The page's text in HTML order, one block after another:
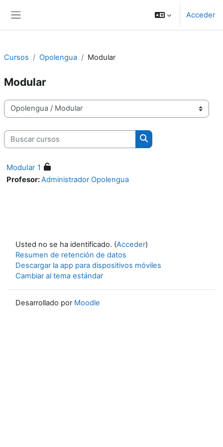
Acceder
Cursos Opolengua Modular
Modular
Categorías
Buscar cursos
Buscar cursos
Modular 1
Profesor:Administrador Opolengua
Usted no se ha identificado. (Acceder)
Resumen de retención de datos
Descargar la app para dispositivos móviles
Cambiar al tema estándar
Desarrollado por Moodle